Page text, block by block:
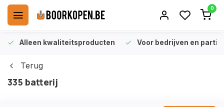
0
Alleen kwaliteitsproducten Voor bedrijven en
Terug
335 batterij